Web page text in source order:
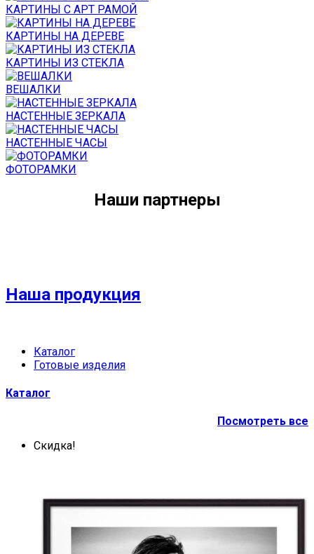
КАРТИНЫ С АРТ РАМОЙ
КАРТИНЫ НА ДЕРЕВЕ
КАРТИНЫ ИЗ СТЕКЛА
ВЕШАЛКИ
НАСТЕННЫЕ ЗЕРКАЛА
НАСТЕННЫЕ ЧАСЫ
ФОТОРАМКИ
Наши партнеры
Наша продукция
Каталог
Готовые изделия
Каталог
Посмотреть все
Скидка!